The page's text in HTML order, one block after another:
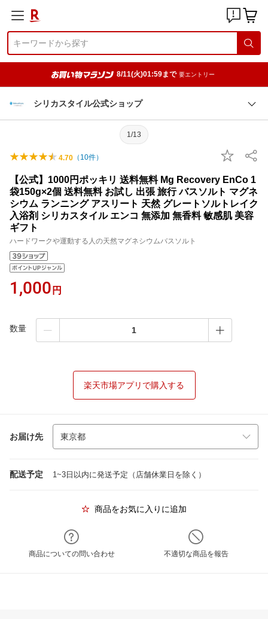
8/11(火)01:59まで 要エントリー
シリカスタイル公式ショップ
1/13
4.70 （ 10件）
【公式】1000円ポッキリ 送料無料 Mg Recovery EnCo 1
袋150g×2個 送料無料 お試し 出張 旅行 バスソルト マグネ
シウム ランニング アスリート 天然 グレートソルトレイク
入浴剤 シリカスタイル エンコ 無添加 無香料 敏感肌 美容
ギフト
ハードワークや運動する人の天然マグネシウムバスソルト
1,000 円
数量
楽天市場アプリで購入する
お届け先
配送予定 1~3日以内に発送予定（店舗休業日を除く）
商品をお気に入りに追加
商品についての問い合わせ 不適切な商品を報告